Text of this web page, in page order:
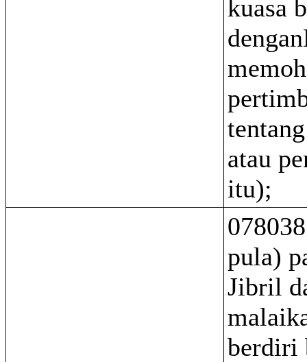
kuasa
atau
itu);
pula)
Jibril
berdiri